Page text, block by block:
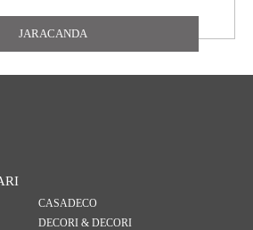
JARACANDA
CASADECO
DECORI & DECORI